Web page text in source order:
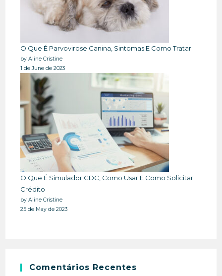
O Que É Parvovirose Canina, Sintomas E Como Tratar
by Aline Cristine
1 de June de 2023
O Que É Simulador CDC, Como Usar E Como Solicitar
Crédito
by Aline Cristine
25 de May de 2023
Comentários Recentes